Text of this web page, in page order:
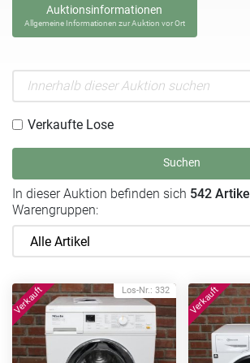
Auktionsinformationen
Allgemeine Informationen zur Auktion vor Ort
Verkaufte Lose
Suchen
In dieser Auktion befinden sich 542 Artikel
Warengruppen:
Los-Nr.: 332